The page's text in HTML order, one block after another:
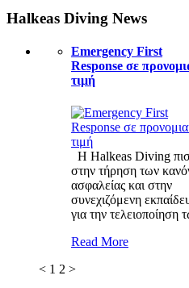
Halkeas Diving News
Emergency First
Response σε
τιμή
Η Halkeas Diving
στην τήρηση των
ασφαλείας και στην
συνεχιζόμενη
για την τελειοποίηση
Read More
< 1 2 >